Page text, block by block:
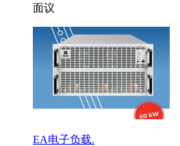
面议
EA电子负载.